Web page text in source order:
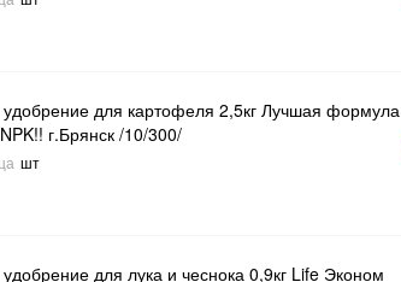
для картофеля 2,5кг Лучшая формула
г.Брянск /10/300/
шт
для лука и чеснока 0,9кг Life Эконом